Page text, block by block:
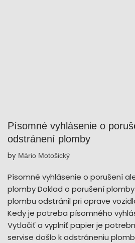
Písomné vyhlásenie o
odstránení plomby
by Mário Motošický
Písomné vyhlásenie o porušení
plomby Doklad o porušení
plombu odstránil pri oprave
Kedy je potreba písomného
Vytlačiť a vyplniť papier je
servise došlo k odstráneniu